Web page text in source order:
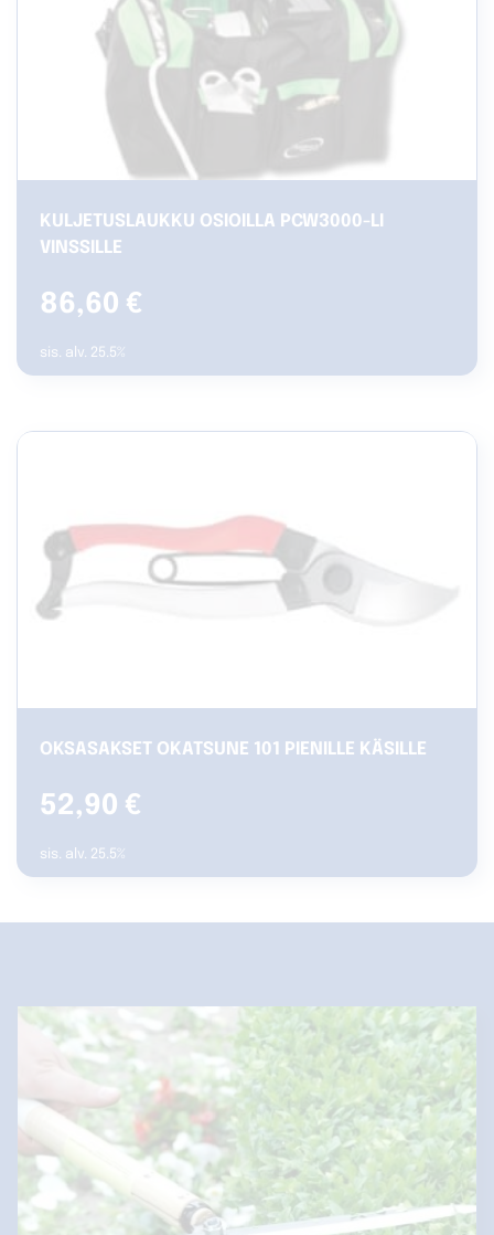
KULJETUSLAUKKU OSIOILLA PCW3000-LI
VINSSILLE
86,60 €
sis. alv. 25.5%
OKSASAKSET OKATSUNE 101 PIENILLE KÄSILLE
52,90 €
sis. alv. 25.5%